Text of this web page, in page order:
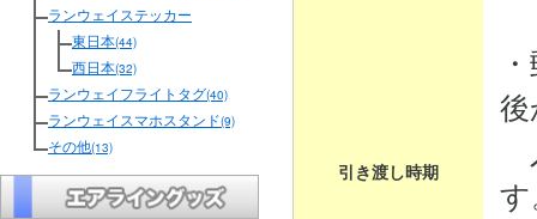
ランウェイステッカー
東日本(44)
西日本(32)
ランウェイフライトタグ(40)
ランウェイスマホスタンド(9)
その他(13)
引き渡し時期